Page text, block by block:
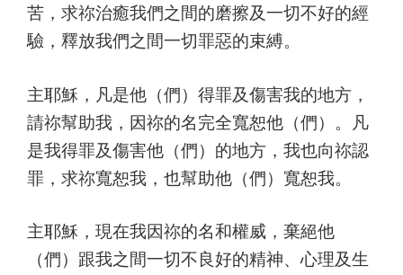
苦，求祢治癒我們之間的磨擦及一切不好的經
驗，釋放我們之間一切罪惡的束縛。
主耶穌，凡是他（們）得罪及傷害我的地方，
請祢幫助我，因祢的名完全寬恕他（們）。凡
是我得罪及傷害他（們）的地方，我也向祢認
罪，求祢寬恕我，也幫助他（們）寬恕我。
主耶穌，現在我因祢的名和權威，棄絕他
（們）跟我之間一切不良好的精神、心理及生